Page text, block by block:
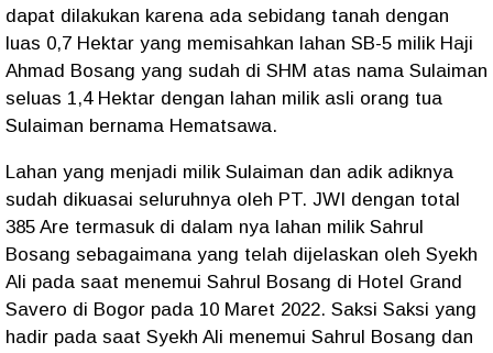
dapat dilakukan karena ada sebidang tanah dengan
luas 0,7 Hektar yang memisahkan lahan SB-5 milik Haji
Ahmad Bosang yang sudah di SHM atas nama Sulaiman
seluas 1,4 Hektar dengan lahan milik asli orang tua
Sulaiman bernama Hematsawa.
Lahan yang menjadi milik Sulaiman dan adik adiknya
sudah dikuasai seluruhnya oleh PT. JWI dengan total
385 Are termasuk di dalam nya lahan milik Sahrul
Bosang sebagaimana yang telah dijelaskan oleh Syekh
Ali pada saat menemui Sahrul Bosang di Hotel Grand
Savero di Bogor pada 10 Maret 2022. Saksi Saksi yang
hadir pada saat Syekh Ali menemui Sahrul Bosang dan